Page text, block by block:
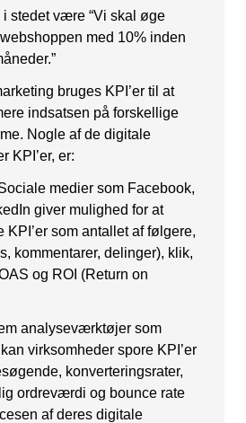
i stedet være “Vi skal øge
med 10% inden
bruges KPI’er til at
indsatsen på forskellige
Nogle af de digitale
KPI’er, er:
medier som Facebook,
giver mulighed for at
KPI’er som antallet af følgere,
kommentarer, delinger), klik,
og ROI (Return on
analyseværktøjer som
virksomheder spore KPI’er
konverteringsrater,
ordreværdi og bounce rate
af deres digitale